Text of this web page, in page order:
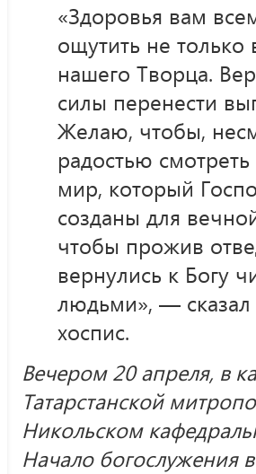
«Здоровья вам
ощутить не
нашего Творца.
силы перенести
Желаю, чтобы,
радостью
мир, который
созданы для
чтобы прожив
вернулись к Богу
людьми», — сказал
хоспис.
Вечером 20 апреля, в
Татарстанской
Никольском
Начало богослужения